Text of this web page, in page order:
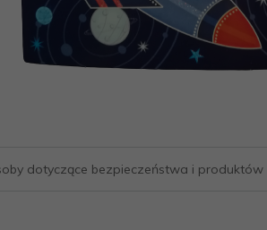
dotyczące bezpieczeństwa i produktów